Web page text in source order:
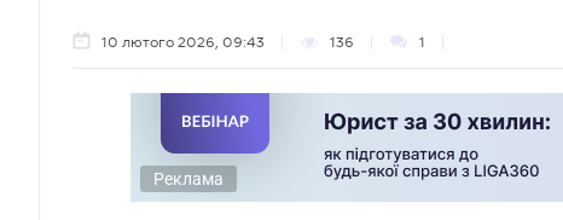
10 лютого 2026, 09:43 136 1
Реклама